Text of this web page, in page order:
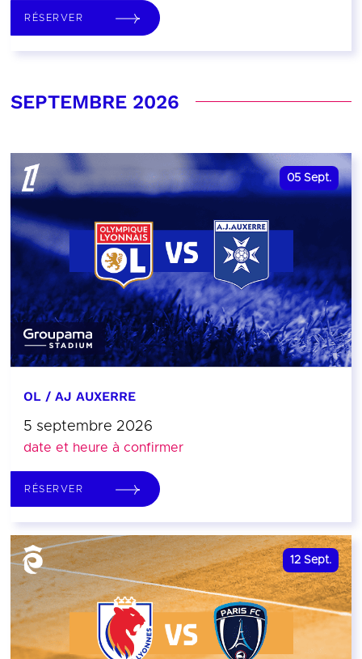
RÉSERVER
SEPTEMBRE 2026
05 Sept.
OL / AJ AUXERRE
5 septembre 2026
date et heure à confirmer
RÉSERVER
12 Sept.